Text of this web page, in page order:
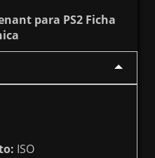
para PS2 Ficha
ISO